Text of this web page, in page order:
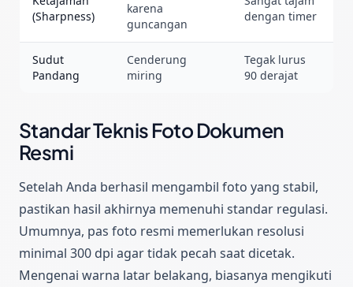
(Sharpness)
karena
guncangan
dengan timer
Sudut
Pandang
Cenderung
miring
Tegak lurus
90 derajat
Standar Teknis Foto Dokumen
Resmi
Setelah Anda berhasil mengambil foto yang stabil,
pastikan hasil akhirnya memenuhi standar regulasi.
Umumnya, pas foto resmi memerlukan resolusi
minimal 300 dpi agar tidak pecah saat dicetak.
Mengenai warna latar belakang, biasanya mengikuti